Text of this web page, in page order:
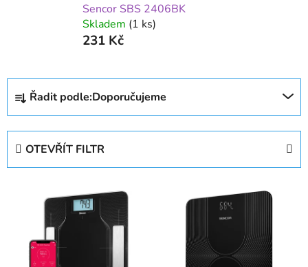
Sencor SBS 2406BK
Skladem (1 ks)
231 Kč
Ř
z
Řadit podle:Doporučujeme
OTEVŘÍT FILTR